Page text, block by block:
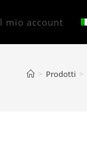
mio account
> Prodotti >